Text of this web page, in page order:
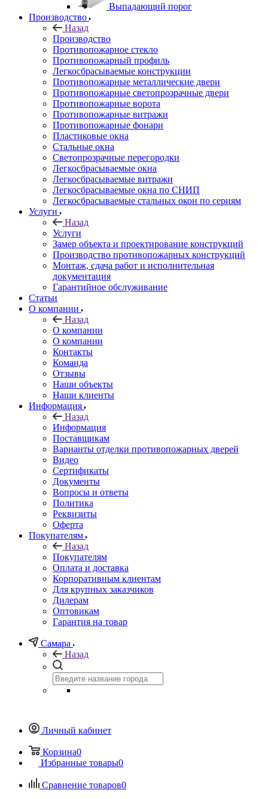
Выпадающий порог
Производство
Назад
Производство
Противопожарное стекло
Противопожарный профиль
Легкосбрасываемые конструкции
Противопожарные металлические двери
Противопожарные светопрозрачные двери
Противопожарные ворота
Противопожарные витражи
Противопожарные фонари
Пластиковые окна
Стальные окна
Светопрозрачные перегородки
Легкосбрасываемые окна
Легкосбрасываемые витражи
Легкосбрасываемые окна по СНИП
Легкосбрасываемые стальных окон по сериям
Услуги
Назад
Услуги
Замер объекта и проектирование конструкций
Производство противопожарных конструкций
Монтаж, сдача работ и исполнительная
документация
Гарантийное обслуживание
Статьи
О компании
Назад
О компании
О компании
Контакты
Команда
Отзывы
Наши объекты
Наши клиенты
Информация
Назад
Информация
Поставщикам
Варианты отделки противопожарных дверей
Видео
Сертификаты
Документы
Вопросы и ответы
Политика
Реквизиты
Оферта
Покупателям
Назад
Покупателям
Оплата и доставка
Корпоративным клиентам
Для крупных заказчиков
Дилерам
Оптовикам
Гарантия на товар
Самара
Назад
Личный кабинет
Корзина0
Избранные товары0
Сравнение товаров0